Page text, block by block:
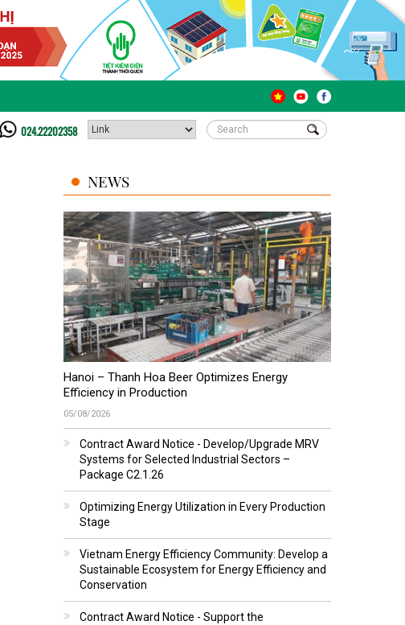
024.22202358
NEWS
Hanoi – Thanh Hoa Beer Optimizes Energy
Efficiency in Production
05/08/2026
Contract Award Notice - Develop/Upgrade MRV
Systems for Selected Industrial Sectors –
Package C2.1.26
Optimizing Energy Utilization in Every Production
Stage
Vietnam Energy Efficiency Community: Develop a
Sustainable Ecosystem for Energy Efficiency and
Conservation
Contract Award Notice - Support the